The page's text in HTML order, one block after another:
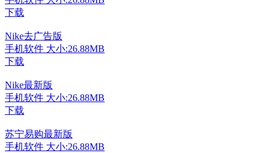
下载
Nike去广告版
手机软件 大小:26.88MB
下载
Nike最新版
手机软件 大小:26.88MB
下载
苏宁易购最新版
手机软件 大小:26.88MB